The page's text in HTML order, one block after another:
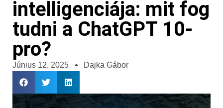
intelligenciája: mit fog
tudni a ChatGPT 10-
pro?
Június 12, 2025 Dajka Gábor